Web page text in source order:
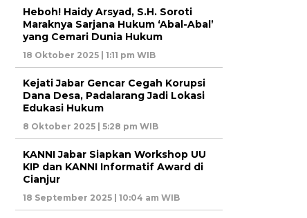
Heboh! Haidy Arsyad, S.H. Soroti
Maraknya Sarjana Hukum ‘Abal-Abal’
yang Cemari Dunia Hukum
18 Oktober 2025 | 1:11 pm WIB
Kejati Jabar Gencar Cegah Korupsi
Dana Desa, Padalarang Jadi Lokasi
Edukasi Hukum
8 Oktober 2025 | 5:28 pm WIB
KANNI Jabar Siapkan Workshop UU
KIP dan KANNI Informatif Award di
Cianjur
18 September 2025 | 10:04 am WIB